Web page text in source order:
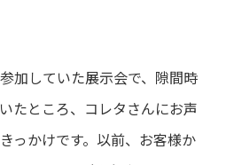
加していた展示会で、隙間時
たところ、コレタさんにお声
っかけです。以前、お客様か